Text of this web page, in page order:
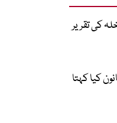
کی تقریر
کیا کہتا